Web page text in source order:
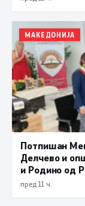
МАКЕДОНИЈА
Потпишан
Делчево и
и Родино од
пред 11 ч.